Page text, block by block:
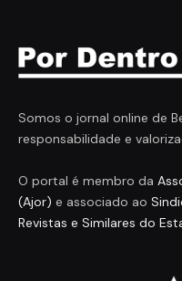
Somos o jornal online de
responsabilidade e
O portal é membro da
(Ajor) e associado ao
Revistas e Similares do